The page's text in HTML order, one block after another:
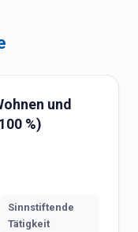
und
%)
Sinnstiftende
Tätigkeit